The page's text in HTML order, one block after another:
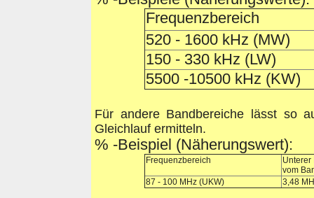
Frequenzbereich
520 - 1600 kHz (MW)
150 - 330 kHz (LW)
5500 -10500 kHz (KW)
Für andere Bandbereiche lässt so
Gleichlauf ermitteln.
% -Beispiel (Näherungswert):
Frequenzbereich
Unterer
vom
87 - 100 MHz (UKW)
3,48